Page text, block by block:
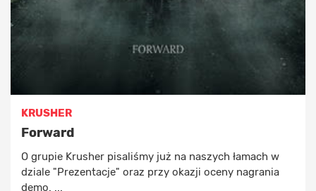
KRUSHER
Forward
O grupie Krusher pisaliśmy już na naszych łamach w
dziale "Prezentacje" oraz przy okazji oceny nagrania
demo. ...